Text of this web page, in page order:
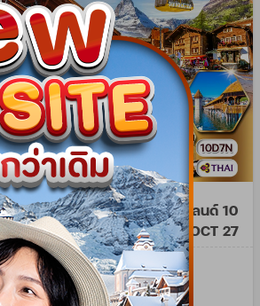
ทัวร์พรีเมี่ยมแกรนด์สวิตเซอร์แลนด์ 10
วัน พักเซอร์แมท (TG) MAR - OCT 27
NEW Program
WPTG1110M
10 วัน 9 คืน
26 มี.ค. 70 - 24 ต.ค. 70